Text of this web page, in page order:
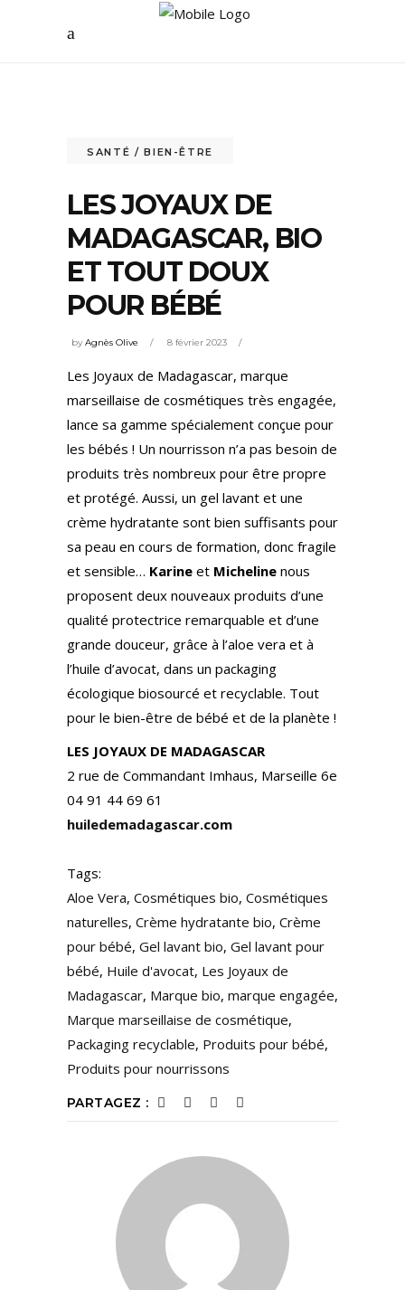
SANTÉ / BIEN-ÊTRE
LES JOYAUX DE
MADAGASCAR, BIO
ET TOUT DOUX
POUR BÉBÉ
byAgnès Olive 8 février 2023
Les Joyaux de Madagascar, marque
marseillaise de cosmétiques très engagée,
lance sa gamme spécialement conçue pour
les bébés ! Un nourrisson n’a pas besoin de
produits très nombreux pour être propre
et protégé. Aussi, un gel lavant et une
crème hydratante sont bien suffisants pour
sa peau en cours de formation, donc fragile
et sensible… Karine et Micheline nous
proposent deux nouveaux produits d’une
qualité protectrice remarquable et d’une
grande douceur, grâce à l’aloe vera et à
l’huile d’avocat, dans un packaging
écologique biosourcé et recyclable. Tout
pour le bien-être de bébé et de la planète !
LES JOYAUX DE MADAGASCAR
2 rue de Commandant Imhaus, Marseille 6e
04 91 44 69 61
huiledemadagascar.com
Tags:
Aloe Vera, Cosmétiques bio, Cosmétiques
naturelles, Crème hydratante bio, Crème
pour bébé, Gel lavant bio, Gel lavant pour
bébé, Huile d'avocat, Les Joyaux de
Madagascar, Marque bio, marque engagée,
Marque marseillaise de cosmétique,
Packaging recyclable, Produits pour bébé,
Produits pour nourrissons
PARTAGEZ :